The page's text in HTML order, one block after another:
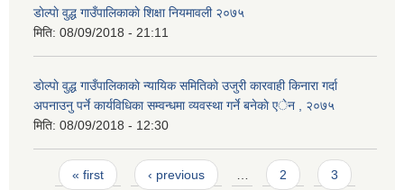
डाेल्पाे वुद्ध गाउँपालिकाकाे शिक्षा नियमावली २०७५
मिति: 08/09/2018 - 21:11
डाेल्पाे वुद्ध गाउँपालिकाकाे न्यायिक समितिकाे उजुरी कारवाही किनारा गर्दा
अपनाउनु पर्ने कार्यविधिका सम्वन्धमा व्यवस्था गर्ने बनेकाे एेन , २०७५
मिति: 08/09/2018 - 12:30
Pages
« first ‹ previous 2 3